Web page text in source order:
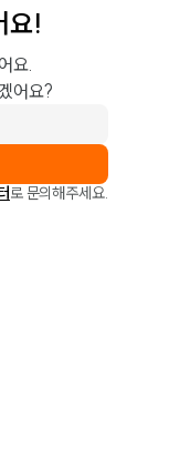
요!
요.
어요?
로 문의해주세요.